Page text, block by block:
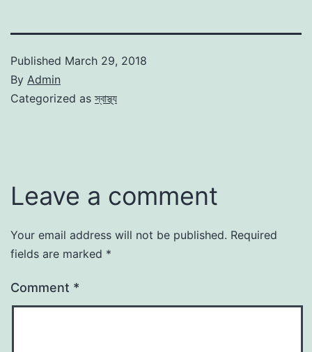
Published March 29, 2018
By Admin
Categorized asস্বাস্থ্য
Leave a comment
Your email address will not be published. Required
fields are marked *
Comment *